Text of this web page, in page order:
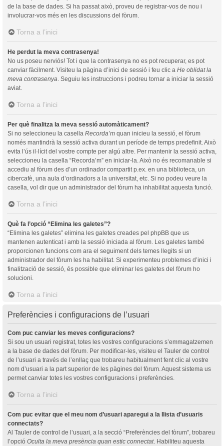
de la base de dades. Si ha passat això, proveu de registrar-vos de nou i
involucrar-vos més en les discussions del fòrum.
Torna a l’inici
He perdut la meva contrasenya!
No us poseu nerviós! Tot i que la contrasenya no es pot recuperar, es pot
canviar fàcilment. Visiteu la pàgina d’inici de sessió i feu clic a He oblidat la
meva contrasenya . Seguiu les instruccions i podreu tornar a iniciar la sessió
aviat.
Torna a l’inici
Per què finalitza la meva sessió automàticament?
Si no seleccioneu la casella Recorda’m quan inicieu la sessió, el fòrum
només mantindrà la sessió activa durant un període de temps predefinit. Això
evita l’ús il·lícit del vostre compte per algú altre. Per mantenir la sessió activa,
seleccioneu la casella “Recorda’m” en iniciar-la. Això no és recomanable si
accediu al fòrum des d’un ordinador compartit p.ex. en una biblioteca, un
cibercafè, una aula d’ordinadors a la universitat, etc. Si no podeu veure la
casella, vol dir que un administrador del fòrum ha inhabilitat aquesta funció.
Torna a l’inici
Què fa l’opció “Elimina les galetes”?
“Elimina les galetes” elimina les galetes creades pel phpBB que us
mantenen autenticat i amb la sessió iniciada al fòrum. Les galetes també
proporcionen funcions com ara el seguiment dels temes llegits si un
administrador del fòrum les ha habilitat. Si experimenteu problemes d’inici i
finalització de sessió, és possible que eliminar les galetes del fòrum ho
solucioni.
Torna a l’inici
Preferències i configuracions de l’usuari
Com puc canviar les meves configuracions?
Si sou un usuari registrat, totes les vostres configuracions s’emmagatzemen
a la base de dades del fòrum. Per modificar-les, visiteu el Tauler de control
de l’usuari a través de l’enllaç que trobareu habitualment fent clic al vostre
nom d’usuari a la part superior de les pàgines del fòrum. Aquest sistema us
permet canviar totes les vostres configuracions i preferències.
Torna a l’inici
Com puc evitar que el meu nom d’usuari aparegui a la llista d’usuaris
connectats?
Al Tauler de control de l’usuari, a la secció “Preferències del fòrum”, trobareu
l’opció Oculta la meva presència quan estic connectat. Habiliteu aquesta